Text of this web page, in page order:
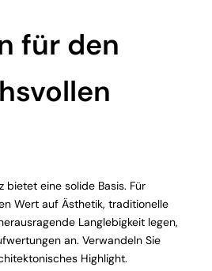
für den
bietet eine solide Basis. Für
Wert auf Ästhetik, traditionelle
Langlebigkeit legen,
an. Verwandeln Sie
Highlight.